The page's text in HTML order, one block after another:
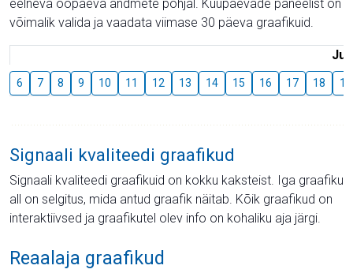
eelneva ööpäeva andmete põhjal. Kuupäevade paneelist on
võimalik valida ja vaadata viimase 30 päeva graafikuid.
6 7 8 9 10 11 12 13 14 15 16 17 18 19
Signaali kvaliteedi graafikud
Signaali kvaliteedi graafikuid on kokku kaksteist. Iga graafiku
all on selgitus, mida antud graafik näitab. Kõik graafikud on
interaktiivsed ja graafikutel olev info on kohaliku aja järgi.
Reaalaja graafikud